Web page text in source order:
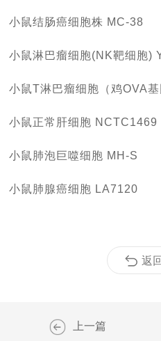
小鼠结肠癌细胞株 MC-38
小鼠淋巴瘤细胞(NK靶细胞)
小鼠T淋巴瘤细胞（鸡OVA
小鼠正常肝细胞 NCTC1469
小鼠肺泡巨噬细胞 MH-S
小鼠肺腺癌细胞 LA7120
返
上一篇